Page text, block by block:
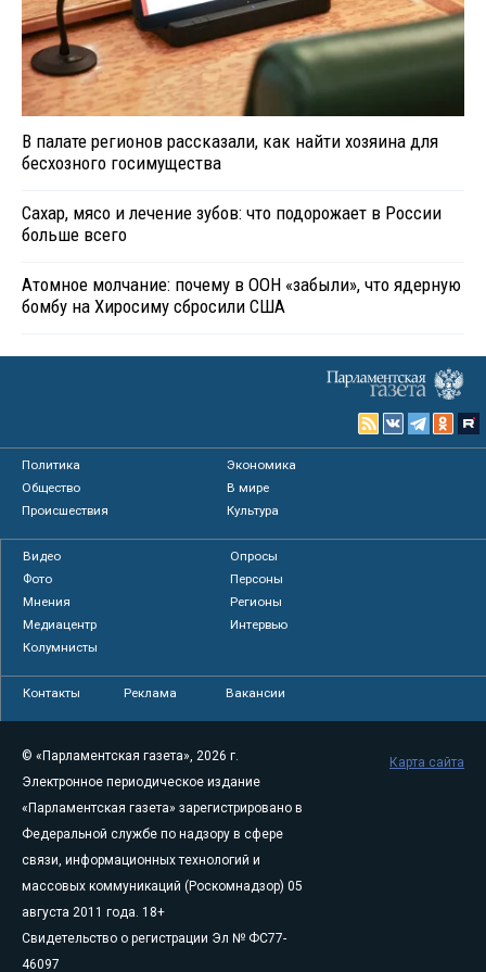
В палате регионов рассказали, как найти хозяина для
бесхозного госимущества
Сахар, мясо и лечение зубов: что подорожает в России
больше всего
Атомное молчание: почему в ООН «забыли», что ядерную
бомбу на Хиросиму сбросили США
Политика
Экономика
Общество
В мире
Происшествия
Культура
Видео
Опросы
Фото
Персоны
Мнения
Регионы
Медиацентр
Интервью
Колумнисты
Контакты Реклама Вакансии
© «Парламентская газета», 2026 г.
Электронное периодическое издание
«Парламентская газета» зарегистрировано в
Федеральной службе по надзору в сфере
связи, информационных технологий и
массовых коммуникаций (Роскомнадзор) 05
августа 2011 года. 18+
Свидетельство о регистрации Эл № ФС77-
46097
Карта сайта